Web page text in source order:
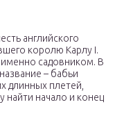
английского
королю Карлу I.
садовником. В
– бабьи
длинных плетей,
начало и конец